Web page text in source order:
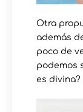
Otra
además
poco de
podemos
es